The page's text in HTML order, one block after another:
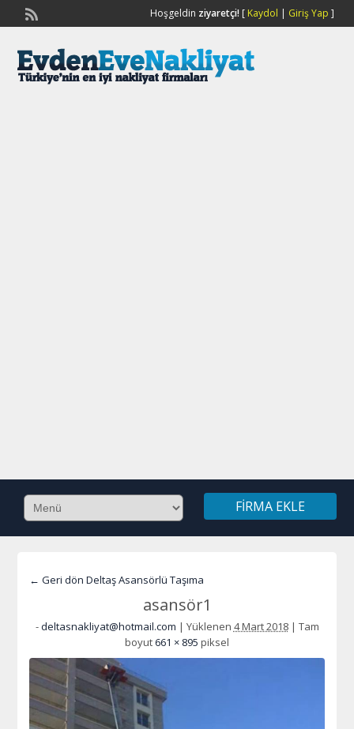
Hoşgeldin ziyaretçi![ Kaydol | Giriş Yap ]
FIRMA EKLE
← Geri dön Deltaş Asansörlü Taşıma
asansör1
-deltasnakliyat@hotmail.com | Yüklenen 4 Mart 2018 | Tam
boyut 661 × 895 piksel